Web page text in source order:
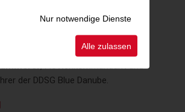
Nur notwendige Dienste
Alle zulassen
perfektes Service zu bieten.
nehmen motiviert Kurs auf die neue
in wenigen Tagen, ab 25. April 2026,
Frequenzen erhöht“, sagt
, Flottenkommandant und
der DDSG Blue Danube.